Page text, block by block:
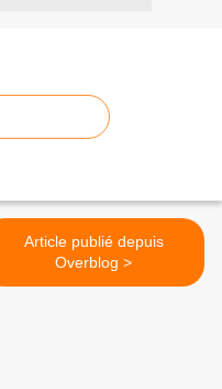
Article publié depuis
Overblog >